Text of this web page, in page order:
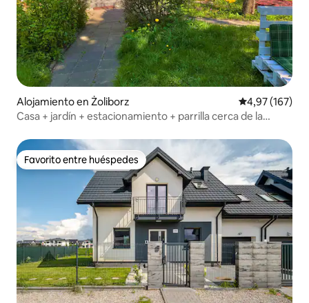
Alojamiento en Żoliborz Calificación
4,97 (167)
Casa + jardín + estacionamiento + parrilla cerca de la
Favorito entre huéspedes
Favorito entre huéspedes